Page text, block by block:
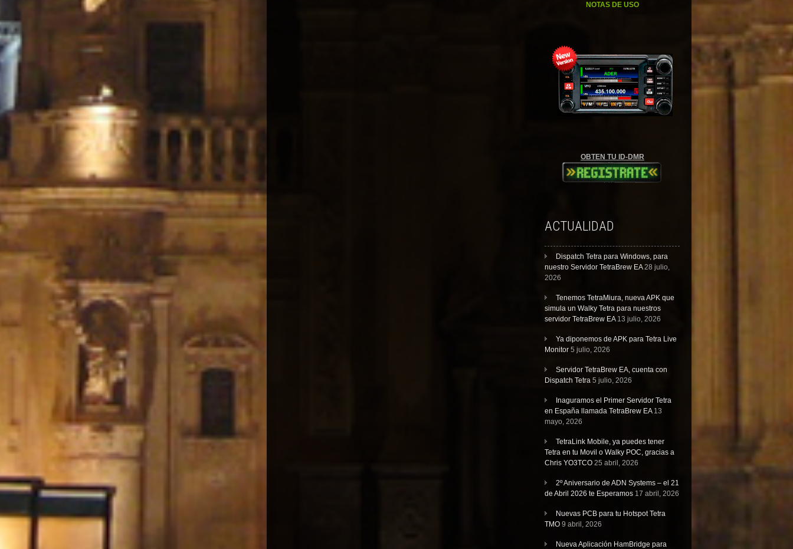
NOTAS DE USO
OBTEN TU ID-DMR
ACTUALIDAD
Dispatch Tetra para Windows, para
nuestro Servidor TetraBrew EA 28 julio,
2026
Tenemos TetraMiura, nueva APK que
simula un Walky Tetra para nuestros
servidor TetraBrew EA 13 julio, 2026
Ya diponemos de APK para Tetra Live
Monitor 5 julio, 2026
Servidor TetraBrew EA, cuenta con
Dispatch Tetra 5 julio, 2026
Inaguramos el Primer Servidor Tetra
en España llamada TetraBrew EA 13
mayo, 2026
TetraLink Mobile, ya puedes tener
Tetra en tu Movil o Walky POC, gracias a
Chris YO3TCO 25 abril, 2026
2º Aniversario de ADN Systems – el 21
de Abril 2026 te Esperamos 17 abril, 2026
Nuevas PCB para tu Hotspot Tetra
TMO 9 abril, 2026
Nueva Aplicación HamBridge para